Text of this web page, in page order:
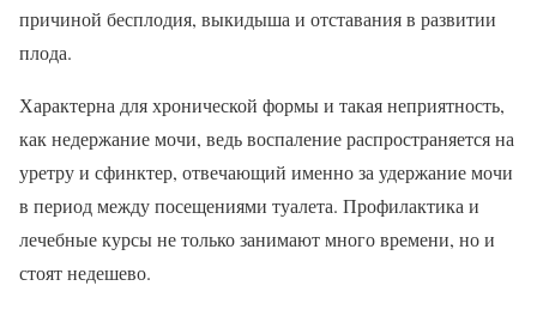
причиной бесплодия, выкидыша и отставания в развитии
плода.
Характерна для хронической формы и такая неприятность,
как недержание мочи, ведь воспаление распространяется на
уретру и сфинктер, отвечающий именно за удержание мочи
в период между посещениями туалета. Профилактика и
лечебные курсы не только занимают много времени, но и
стоят недешево.